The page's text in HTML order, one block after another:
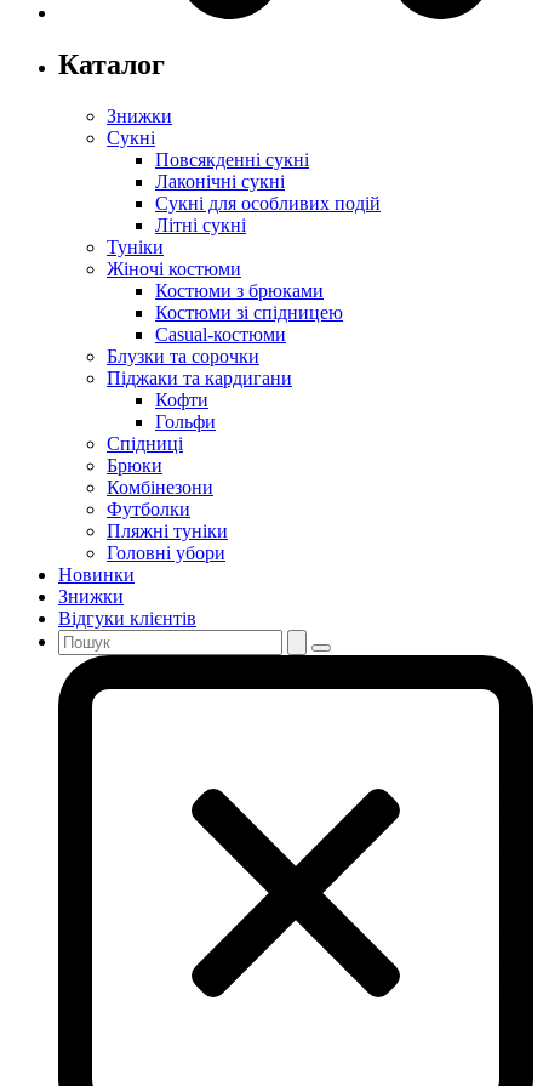
Каталог
Знижки
Сукні
Повсякденні сукні
Лаконічні сукні
Сукні для особливих подій
Літні сукні
Туніки
Жіночі костюми
Костюми з брюками
Костюми зі спідницею
Casual-костюми
Блузки та сорочки
Піджаки та кардигани
Кофти
Гольфи
Спідниці
Брюки
Комбінезони
Футболки
Пляжні туніки
Головні убори
Новинки
Знижки
Відгуки клієнтів